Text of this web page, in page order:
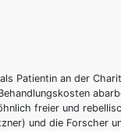
Patientin an der
freier und
und die Forscher